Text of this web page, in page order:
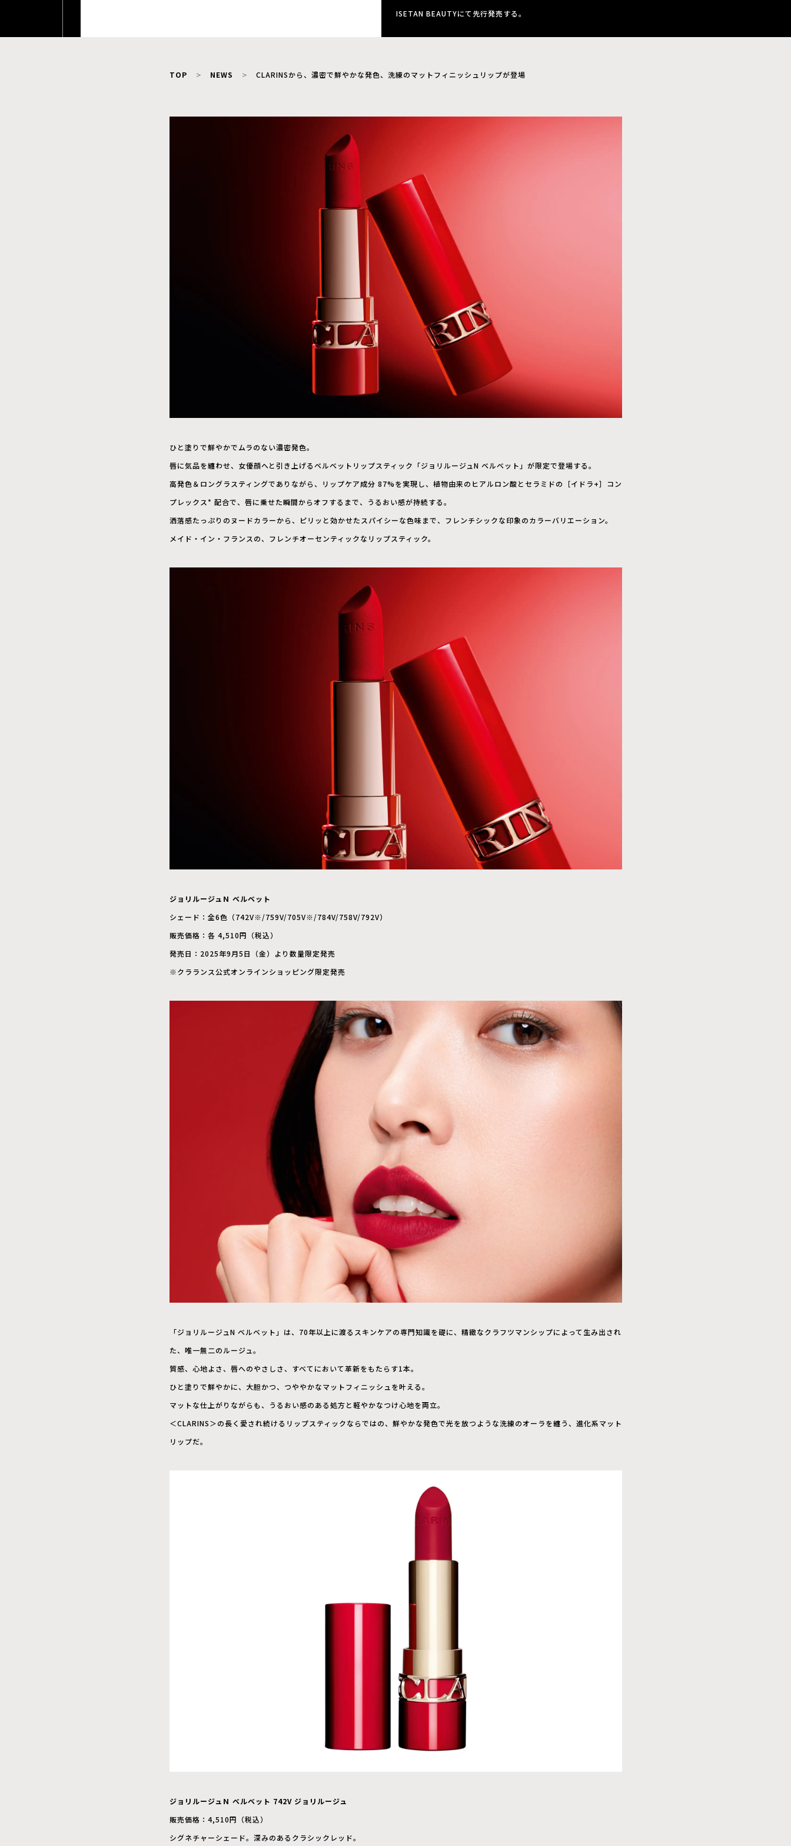
ISETAN BEAUTYにて先行発売する。
TOP NEWS CLARINSから、濃密で鮮やかな発色、洗練のマットフィニッシュリップが登場
ひと塗りで鮮やかでムラのない濃密発色。
唇に気品を纏わせ、女優顔へと引き上げるベルベットリップスティック「ジョリルージュN ベルベット」が限定で登場する。
高発色＆ロングラスティングでありながら、リップケア成分 87%を実現し、植物由来のヒアルロン酸とセラミドの［イドラ+］コン
プレックス* 配合で、唇に乗せた瞬間からオフするまで、うるおい感が持続する。
洒落感たっぷりのヌードカラーから、ピリッと効かせたスパイシーな色味まで、フレンチシックな印象のカラーバリエーション。
メイド・イン・フランスの、フレンチオーセンティックなリップスティック。
ジョリルージュＮ ベルベット
シェード：全6色（742V※/759V/705V※/784V/758V/792V）
販売価格：各 4,510円（税込）
発売日：2025年9月5日（金）より数量限定発売
※クラランス公式オンラインショッピング限定発売
「ジョリルージュN ベルベット」は、70年以上に渡るスキンケアの専門知識を礎に、精緻なクラフツマンシップによって生み出され
た、唯一無二のルージュ。
質感、心地よさ、唇へのやさしさ、すべてにおいて革新をもたらす1本。
ひと塗りで鮮やかに、大胆かつ、つややかなマットフィニッシュを叶える。
マットな仕上がりながらも、うるおい感のある処方と軽やかなつけ心地を両立。
＜CLARINS＞の長く愛され続けるリップスティックならではの、鮮やかな発色で光を放つような洗練のオーラを纏う、進化系マット
リップだ。
ジョリルージュＮ ベルベット 742V ジョリルージュ
販売価格：4,510円（税込）
シグネチャーシェード。深みのあるクラシックレッド。